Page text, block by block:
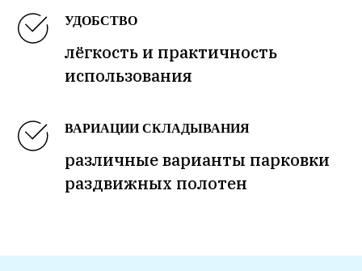
УДОБСТВО
лёгкость и практичность
использования
ВАРИАЦИИ СКЛАДЫВАНИЯ
различные варианты парковки
раздвижных полотен